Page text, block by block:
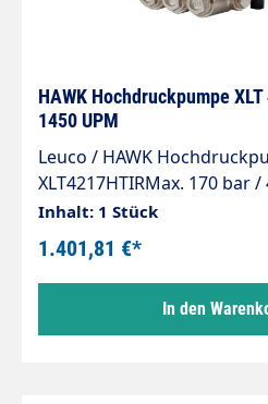
HAWK Hochdruckpumpe XLT
1450 UPM
Leuco / HAWK
XLT4217HTIRMax. 170 bar
°CDrehzahl: 1450
Inhalt: 1 Stück
1.401,81 €*
In den